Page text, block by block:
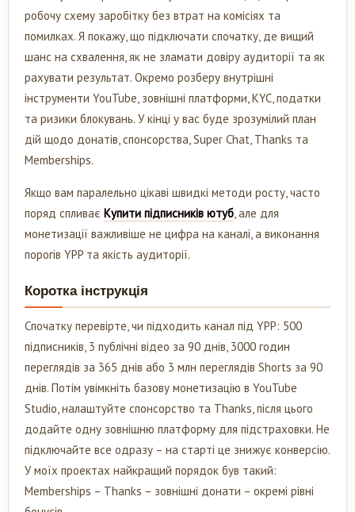
робочу схему заробітку без втрат на комісіях та
помилках. Я покажу, що підключати спочатку, де вищий
шанс на схвалення, як не зламати довіру аудиторії та як
рахувати результат. Окремо розберу внутрішні
інструменти YouTube, зовнішні платформи, KYC, податки
та ризики блокувань. У кінці у вас буде зрозумілий план
дій щодо донатів, спонсорства, Super Chat, Thanks та
Memberships.
Якщо вам паралельно цікаві швидкі методи росту, часто
поряд спливає Купити підписників ютуб, але для
монетизації важливіше не цифра на каналі, а виконання
порогів YPP та якість аудиторії.
Коротка інструкція
Спочатку перевірте, чи підходить канал під YPP: 500
підписників, 3 публічні відео за 90 днів, 3000 годин
переглядів за 365 днів або 3 млн переглядів Shorts за 90
днів. Потім увімкніть базову монетизацію в YouTube
Studio, налаштуйте спонсорство та Thanks, після цього
додайте одну зовнішню платформу для підстраховки. Не
підключайте все одразу – на старті це знижує конверсію.
У моїх проектах найкращий порядок був такий:
Memberships – Thanks – зовнішні донати – окремі рівні